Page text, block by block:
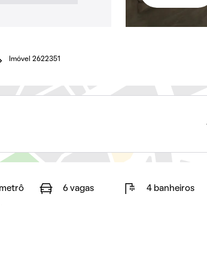
Imóvel 2622351
6 vagas 4 banheiros